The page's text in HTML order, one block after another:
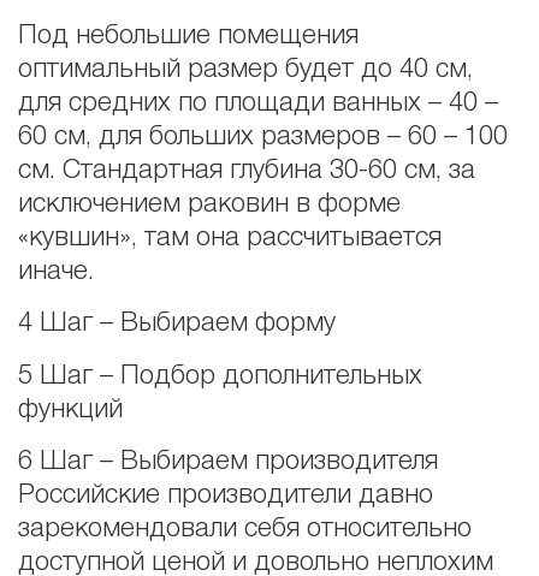
Под небольшие помещения
оптимальный размер будет до 40 см,
для средних по площади ванных – 40 –
60 см, для больших размеров – 60 – 100
см. Стандартная глубина 30-60 см, за
исключением раковин в форме
«кувшин», там она рассчитывается
иначе.
4 Шаг – Выбираем форму
5 Шаг – Подбор дополнительных
функций
6 Шаг – Выбираем производителя
Российские производители давно
зарекомендовали себя относительно
доступной ценой и довольно неплохим